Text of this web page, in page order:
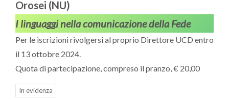
Orosei (NU)
I linguaggi nella comunicazione della Fede
Per le iscrizioni rivolgersi al proprio Direttore UCD entro
il 13 ottobre 2024.
Quota di partecipazione, compreso il pranzo, € 20,00
In evidenza